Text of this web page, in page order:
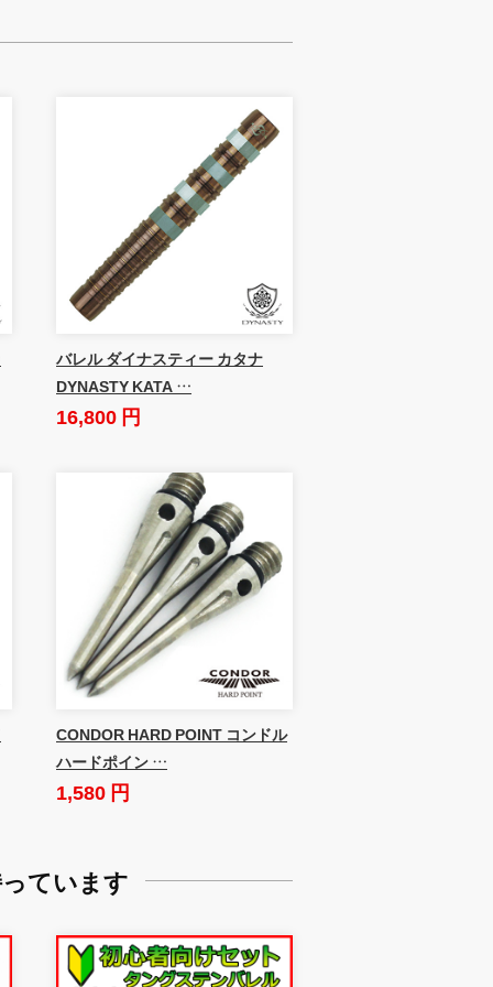
バレル ダイナスティー カタナ
DYNASTY KATA …
16,800 円
CONDOR HARD POINT コンドル
ハードポイン …
1,580 円
ています